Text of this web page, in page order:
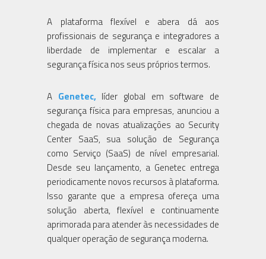
A plataforma flexível e abera dá aos
profissionais de segurança e integradores a
liberdade de implementar e escalar a
segurança física nos seus próprios termos.
A Genetec, líder global em software de
segurança física para empresas, anunciou a
chegada de novas atualizações ao Security
Center SaaS, sua solução de Segurança
como Serviço (SaaS) de nível empresarial.
Desde seu lançamento, a Genetec entrega
periodicamente novos recursos à plataforma.
Isso garante que a empresa ofereça uma
solução aberta, flexível e continuamente
aprimorada para atender às necessidades de
qualquer operação de segurança moderna.